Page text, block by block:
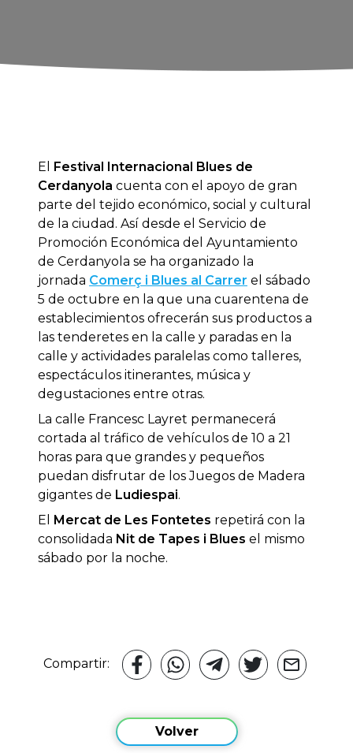
El Festival Internacional Blues de
Cerdanyola cuenta con el apoyo de gran
parte del tejido económico, social y cultural
de la ciudad. Así desde el Servicio de
Promoción Económica del Ayuntamiento
de Cerdanyola se ha organizado la
jornada Comerç i Blues al Carrer el sábado
5 de octubre en la que una cuarentena de
establecimientos ofrecerán sus productos a
las tenderetes en la calle y paradas en la
calle y actividades paralelas como talleres,
espectáculos itinerantes, música y
degustaciones entre otras.
La calle Francesc Layret permanecerá
cortada al tráfico de vehículos de 10 a 21
horas para que grandes y pequeños
puedan disfrutar de los Juegos de Madera
gigantes de Ludiespai.
El Mercat de Les Fontetes repetirá con la
consolidada Nit de Tapes i Blues el mismo
sábado por la noche.
Compartir:
Volver